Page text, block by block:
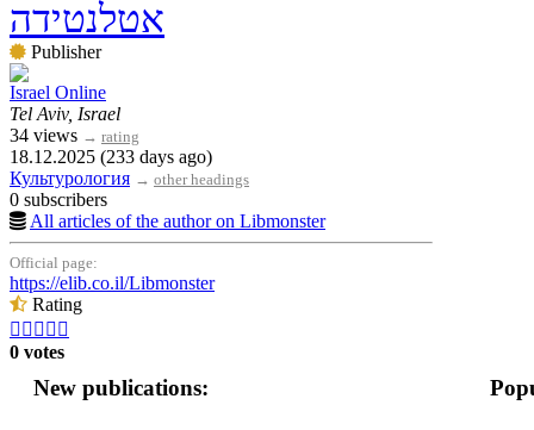
אטלנטידה
Publisher
Israel Online
Tel Aviv, Israel
34 views → rating
18.12.2025 (233 days ago)
Культурология → other headings
0 subscribers
All articles of the author on Libmonster
Official page:
https://elib.co.il/Libmonster
Rating
    
0 votes
New publications: